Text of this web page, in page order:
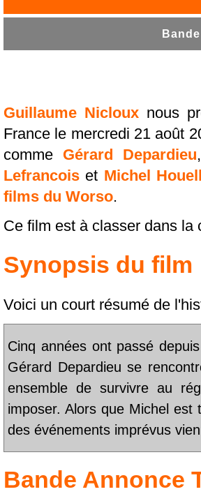
Guillaume Nicloux nous
France le mercredi 21 août
comme Gérard Depardieu
Lefrancois et Michel
films du Worso.
Ce film est à classer dans
Synopsis du film
Voici un court résumé de
Cinq années ont passé
Gérard Depardieu se
ensemble de survivre au
imposer. Alors que Michel
des événements imprévus
Bande Annonce